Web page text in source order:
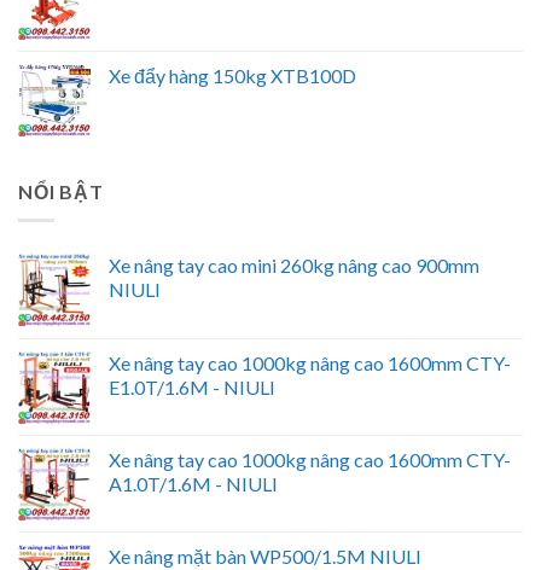
Xe đẩy hàng 150kg XTB100D
NỔI BẬT
Xe nâng tay cao mini 260kg nâng cao 900mm
NIULI
Xe nâng tay cao 1000kg nâng cao 1600mm CTY-
E1.0T/1.6M - NIULI
Xe nâng tay cao 1000kg nâng cao 1600mm CTY-
A1.0T/1.6M - NIULI
Xe nâng mặt bàn WP500/1.5M NIULI